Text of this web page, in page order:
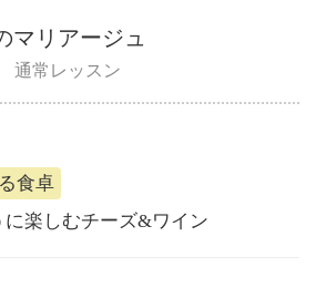
マリアージュ
通常レッスン
食卓
に楽しむチーズ&ワイン